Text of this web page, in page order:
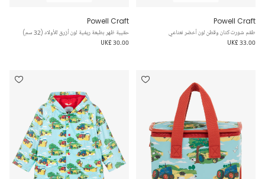
Powell Craft
طقم شورت كتان وقطن لون أخضر نعناعي
UK£ 33.00
Powell Craft
حقيبة ظهر بطبعة ريفية لون أزرق للأولاد (32 سم)
UK£ 30.00